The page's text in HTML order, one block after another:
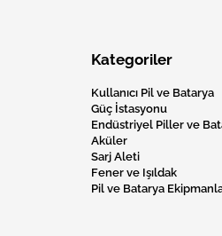
Kategoriler
Kullanıcı Pil ve Batarya
Güç İstasyonu
Endüstriyel Piller ve
Aküler
Sarj Aleti
Fener ve Işıldak
Pil ve Batarya